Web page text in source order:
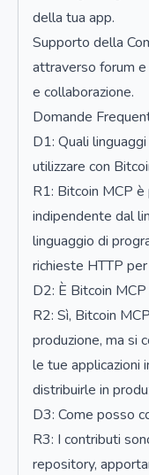
della tua app.
Supporto della
attraverso forum
e collaborazione.
Domande
D1: Quali
utilizzare con
R1: Bitcoin MCP
indipendente dal
linguaggio di
richieste HTTP
D2: È Bitcoin
R2: Sì, Bitcoin
produzione, ma si
le tue applicazioni
distribuirle in
D3: Come posso
R3: I contributi
repository,